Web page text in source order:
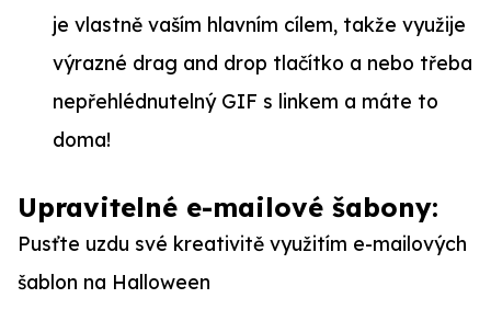
je vlastně vaším hlavním cílem, takže využije
výrazné drag and drop tlačítko a nebo třeba
nepřehlédnutelný GIF s linkem a máte to
doma!
Upravitelné e-mailové šabony:
Pusťte uzdu své kreativitě využitím e-mailových
šablon na Halloween